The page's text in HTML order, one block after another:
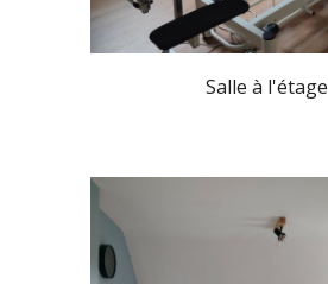
Salle à l'étage